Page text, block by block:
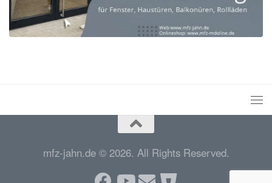
mfz-jahn.de © 2026. All Rights Reserved.